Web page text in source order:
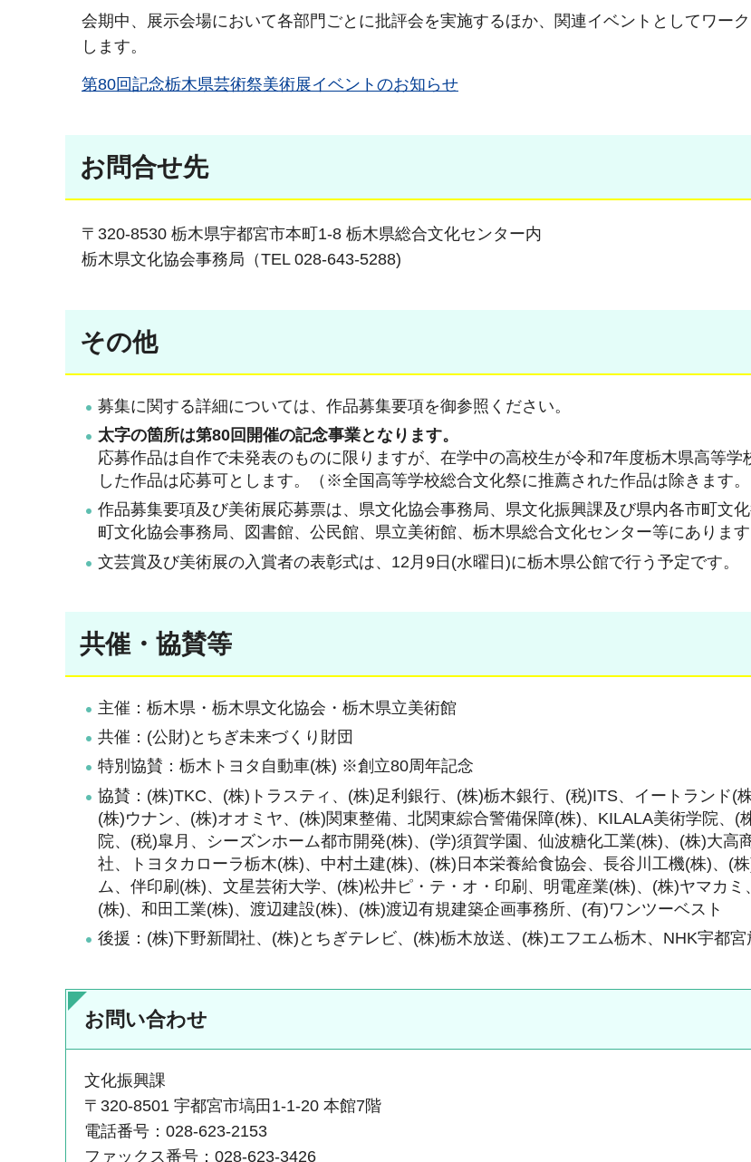
会期中、展示会場において各部門ごとに批評会を実施するほか、関連イベントとしてワー
します。
第80回記念栃木県芸術祭美術展イベントのお知らせ
お問合せ先
〒320-8530 栃木県宇都宮市本町1-8 栃木県総合文化センター内
栃木県文化協会事務局（TEL 028-643-5288)
その他
募集に関する詳細については、作品募集要項を御参照ください。
太字の箇所は第80回開催の記念事業となります。
応募作品は自作で未発表のものに限りますが、在学中の高校生が令和7年度栃木県高等学
した作品は応募可とします。（※全国高等学校総合文化祭に推薦された作品は除きます。
作品募集要項及び美術展応募票は、県文化協会事務局、県文化振興課及び県内各市町文
町文化協会事務局、図書館、公民館、県立美術館、栃木県総合文化センター等にあります
文芸賞及び美術展の入賞者の表彰式は、12月9日(水曜日)に栃木県公館で行う予定です。
共催・協賛等
主催：栃木県・栃木県文化協会・栃木県立美術館
共催：(公財)とちぎ未来づくり財団
特別協賛：栃木トヨタ自動車(株) ※創立80周年記念
協賛：(株)TKC、(株)トラスティ、(株)足利銀行、(株)栃木銀行、(税)ITS、イートランド(
(株)ウナン、(株)オオミヤ、(株)関東整備、北関東綜合警備保障(株)、KILALA美術学院、(
院、(税)皐月、シーズンホーム都市開発(株)、(学)須賀学園、仙波糖化工業(株)、(株)大高
社、トヨタカローラ栃木(株)、中村土建(株)、(株)日本栄養給食協会、長谷川工機(株)、(
ム、伴印刷(株)、文星芸術大学、(株)松井ピ・テ・オ・印刷、明電産業(株)、(株)ヤマカミ
(株)、和田工業(株)、渡辺建設(株)、(株)渡辺有規建築企画事務所、(有)ワンツーベスト
後援：(株)下野新聞社、(株)とちぎテレビ、(株)栃木放送、(株)エフエム栃木、NHK宇都宮
お問い合わせ
文化振興課
〒320-8501 宇都宮市塙田1-1-20 本館7階
電話番号：028-623-2153
ファックス番号：028-623-3426